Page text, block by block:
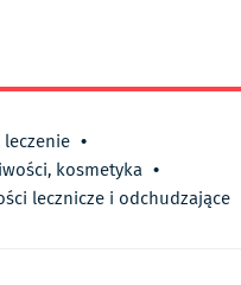
•
kosmetyka •
lecznicze i odchudzające